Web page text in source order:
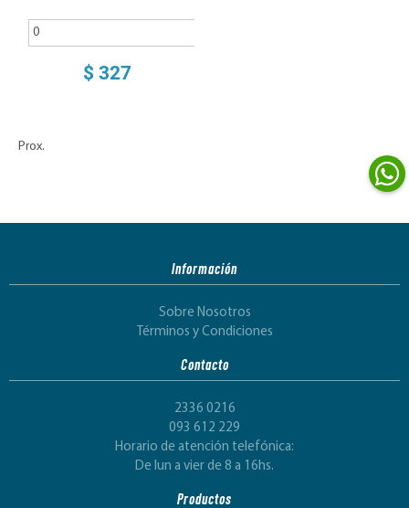
$ 327
Prox.
Información
Sobre Nosotros
Términos y Condiciones
Contacto
2336 0216
093 612 229
Horario de atención telefónica:
De lun a vier de 8 a 16hs.
Productos